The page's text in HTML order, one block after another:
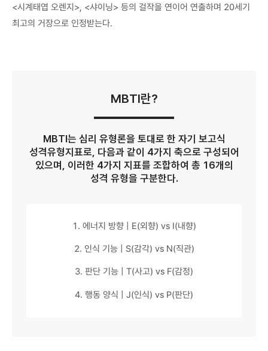
<시계태엽 오렌지>, <샤이닝> 등의 걸작을 연이어 연출하며 20세기
최고의 거장으로 인정받는다.
MBTI란?
MBTI는 심리 유형론을 토대로 한 자기 보고식
성격유형지표로, 다음과 같이 4가지 축으로 구성되어
있으며, 이러한 4가지 지표를 조합하여 총 16개의
성격 유형을 구분한다.
1. 에너지 방향 | E(외향) vs I(내향)
2. 인식 기능 | S(감각) vs N(직관)
3. 판단 기능 | T(사고) vs F(감정)
4. 행동 양식 | J(인식) vs P(판단)